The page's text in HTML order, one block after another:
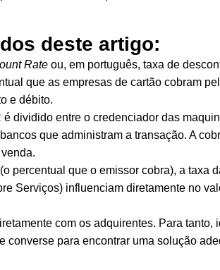
deste artigo:
Rate ou, em português, taxa de
que as empresas decartão cobram
e débito.
dividido entre o credenciador das
queadministram a transação. A
percentual que o emissor cobra), a taxa
Serviços) influenciam diretamente no
com os adquirentes. Para tanto,
converse para encontrar uma solução